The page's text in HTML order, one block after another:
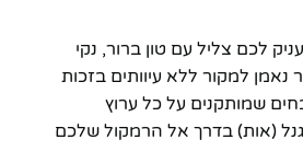
לכם צליל עם טון ברור, נקי
למקור ללא עיוותים בזכות
שמותקנים על כל ערוץ
(אות) בדרך אל הרמקול שלכם